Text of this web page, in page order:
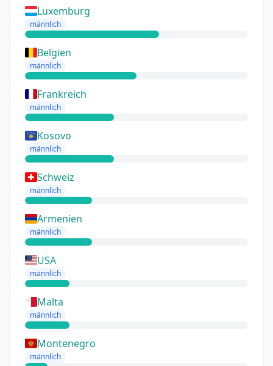
Luxemburg
männlich
Belgien
männlich
Frankreich
männlich
Kosovo
männlich
Schweiz
männlich
Armenien
männlich
USA
männlich
Malta
männlich
Montenegro
männlich